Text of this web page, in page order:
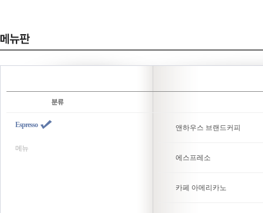
Espresso
메뉴
앤하우스 브랜드커피
에스프레소
카페 아메리카노